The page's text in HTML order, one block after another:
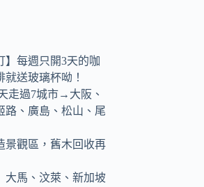
】每週只開3天的咖
送玻璃杯呦！
走過7城市→大阪、
路、廣島、松山、尾
景觀區，舊木回收再
大馬、汶萊、新加坡